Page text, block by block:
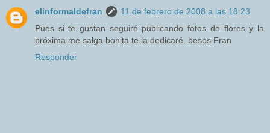
elinformaldefran
11 de febrero de 2008 a las 18:23
Pues si te gustan seguiré publicando fotos de flores y la
próxima me salga bonita te la dedicaré. besos Fran
Responder